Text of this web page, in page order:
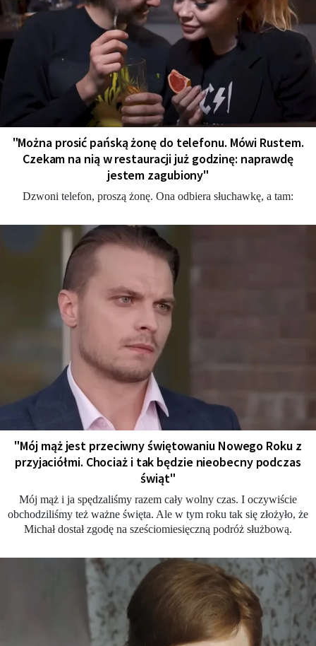
"Można prosić pańską żonę do telefonu. Mówi Rustem.
Czekam na nią w restauracji już godzinę: naprawdę
jestem zagubiony"
Dzwoni telefon, proszą żonę. Ona odbiera słuchawkę, a tam:
"Mój mąż jest przeciwny świętowaniu Nowego Roku z
przyjaciółmi. Chociaż i tak będzie nieobecny podczas
świąt"
Mój mąż i ja spędzaliśmy razem cały wolny czas. I oczywiście
obchodziliśmy też ważne święta. Ale w tym roku tak się złożyło, że
Michał dostał zgodę na sześciomiesięczną podróż służbową.